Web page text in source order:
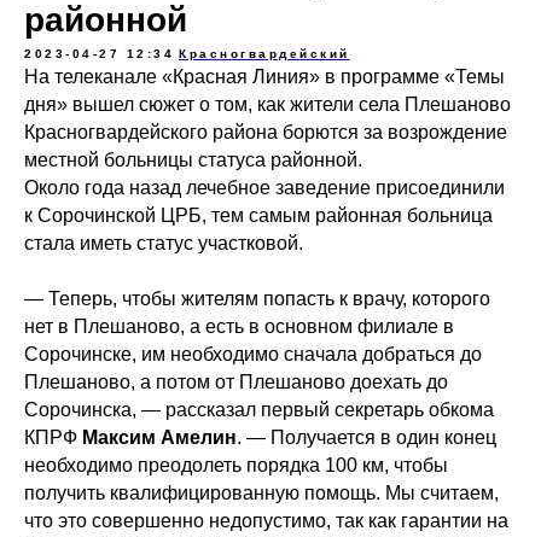
районной
2023-04-27 12:34 Красногвардейский
На телеканале «Красная Линия» в программе «Темы
дня» вышел сюжет о том, как жители села Плешаново
Красногвардейского района борются за возрождение
местной больницы статуса районной.
Около года назад лечебное заведение присоединили
к Сорочинской ЦРБ, тем самым районная больница
стала иметь статус участковой.
— Теперь, чтобы жителям попасть к врачу, которого
нет в Плешаново, а есть в основном филиале в
Сорочинске, им необходимо сначала добраться до
Плешаново, а потом от Плешаново доехать до
Сорочинска, — рассказал первый секретарь обкома
КПРФ Максим Амелин. — Получается в один конец
необходимо преодолеть порядка 100 км, чтобы
получить квалифицированную помощь. Мы считаем,
что это совершенно недопустимо, так как гарантии на